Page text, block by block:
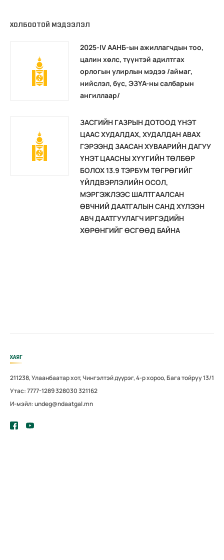
ХОЛБООТОЙ МЭДЭЭЛЭЛ
2025-IV ААНБ-ын ажиллагчдын тоо,
цалин хөлс, түүнтэй адилтгах
орлогын улирлын мэдээ /аймаг,
нийслэл, бүс, ЭЗҮА-ны салбарын
ангиллаар/
ЗАСГИЙН ГАЗРЫН ДОТООД ҮНЭТ
ЦААС ХУДАЛДАХ, ХУДАЛДАН АВАХ
ГЭРЭЭНД ЗААСАН ХУВААРИЙН ДАГУУ
ҮНЭТ ЦААСНЫ ХҮҮГИЙН ТӨЛБӨР
БОЛОХ 13.9 ТЭРБУМ ТӨГРӨГИЙГ
ҮЙЛДВЭРЛЭЛИЙН ОСОЛ,
МЭРГЭЖЛЭЭС ШАЛТГААЛСАН
ӨВЧНИЙ ДААТГАЛЫН САНД ХҮЛЭЭН
АВЧ ДААТГУУЛАГЧ ИРГЭДИЙН
ХӨРӨНГИЙГ ӨСГӨӨД БАЙНА
ХАЯГ
211238, Улаанбаатар хот, Чингэлтэй дүүрэг, 4-р хороо, Бага тойруу 13/1
Утас: 7777-1289 328030 321162
И-мэйл: undeg@ndaatgal.mn